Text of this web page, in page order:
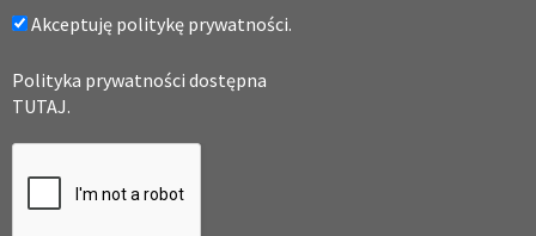
Akceptuję politykę prywatności.
Polityka prywatności dostępna
TUTAJ.